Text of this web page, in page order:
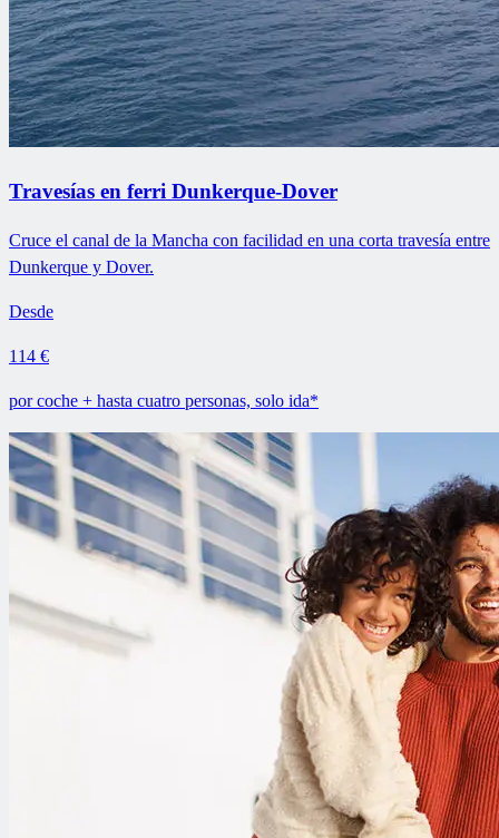
Travesías en ferri Dunkerque-Dover
Cruce el canal de la Mancha con facilidad en una corta travesía entre
Dunkerque y Dover.
Desde
114 €
por coche + hasta cuatro personas, solo ida*